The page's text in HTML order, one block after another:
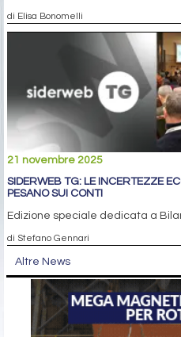
di Elisa Bonomelli
21 novembre 2025
SIDERWEB TG: LE INCERTEZZE
PESANO SUI CONTI
Edizione speciale dedicata a
di Stefano Gennari
Altre News